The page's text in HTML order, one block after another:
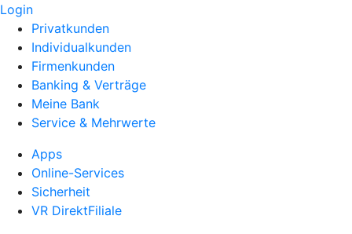
Login
Privatkunden
Individualkunden
Firmenkunden
Banking & Verträge
Meine Bank
Service & Mehrwerte
Apps
Online-Services
Sicherheit
VR DirektFiliale